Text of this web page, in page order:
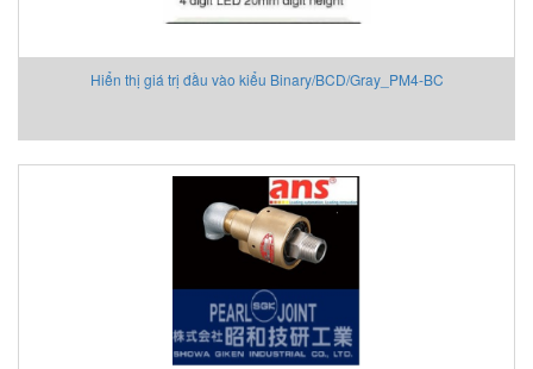
Hiển thị giá trị đầu vào kiểu Binary/BCD/Gray_PM4-BC